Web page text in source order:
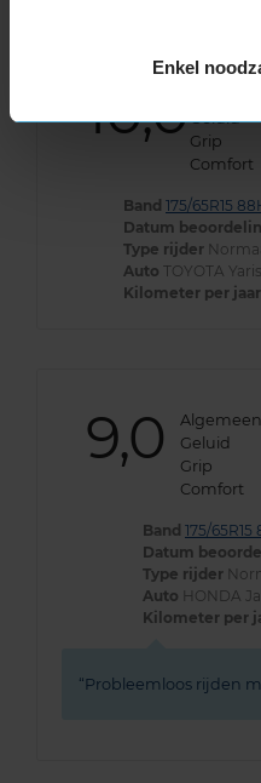
Enkel
10,0Geluid
Grip
Comfort
Band 175/65R15
Datum
Type rijder
Auto TOYOTA
Kilometer per jaar
9,0 Algemeen
Geluid
Grip
Comfort
Band 175/
Datum
Type rijder
Auto HONDA
Kilometer per
Probleemloos rijden